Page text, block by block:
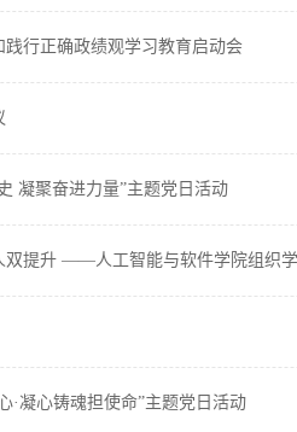
行正确政绩观学习教育启动会
凝聚奋进力量”主题党日活动
提升 ——人工智能与软件学院组织
·凝心铸魂担使命”主题党日活动